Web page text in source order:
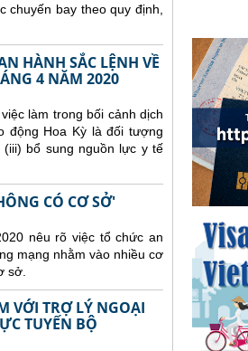
chuyến bay theo quy định,
HÀNH SẮC LỆNH VỀ
4 NĂM 2020
làm trong bối cảnh dịch
động Hoa Kỳ là đối tượng
bổ sung nguồn lực y tế
CÓ CƠ SỞ'
nêu rõ việc tổ chức an
mạng nhằm vào nhiều cơ
sở.
VỚI TRỢ LÝ NGOẠI
TUYẾN BỘ